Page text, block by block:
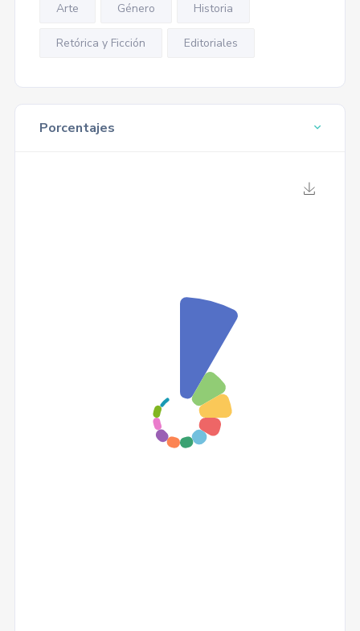
Arte Género Historia
Retórica y Ficción Editoriales
Porcentajes